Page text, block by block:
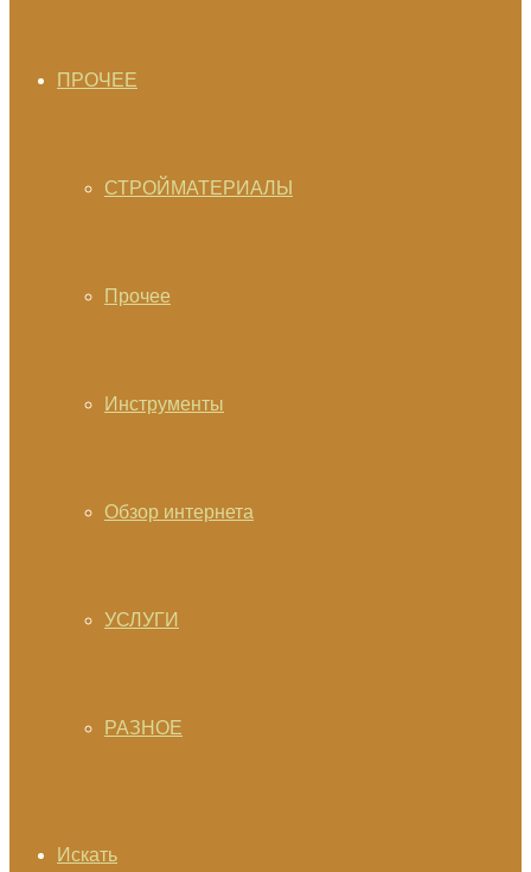
ПРОЧЕЕ
СТРОЙМАТЕРИАЛЫ
Прочее
Инструменты
Обзор интернета
УСЛУГИ
РАЗНОЕ
Искать